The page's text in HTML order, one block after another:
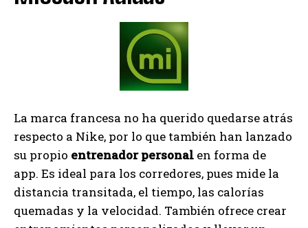
La marca francesa no ha querido quedarse atrás
respecto a Nike, por lo que también han lanzado
su propio entrenador personal en forma de
app. Es ideal para los corredores, pues mide la
distancia transitada, el tiempo, las calorías
quemadas y la velocidad. También ofrece crear